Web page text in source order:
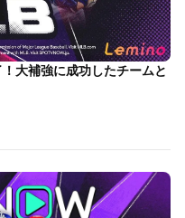
大補強に成功したチームと